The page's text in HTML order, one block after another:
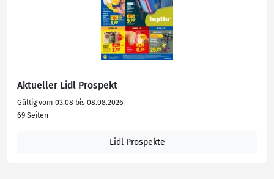
Aktueller Lidl Prospekt
Gültig vom 03.08 bis 08.08.2026
69 Seiten
Lidl Prospekte